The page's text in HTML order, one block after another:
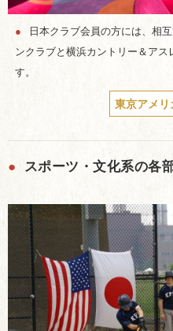
●
日本クラブ会員の方には、相
ンクラブと横浜カントリー＆ア
す。
東京アメ
● スポーツ・文化系の各